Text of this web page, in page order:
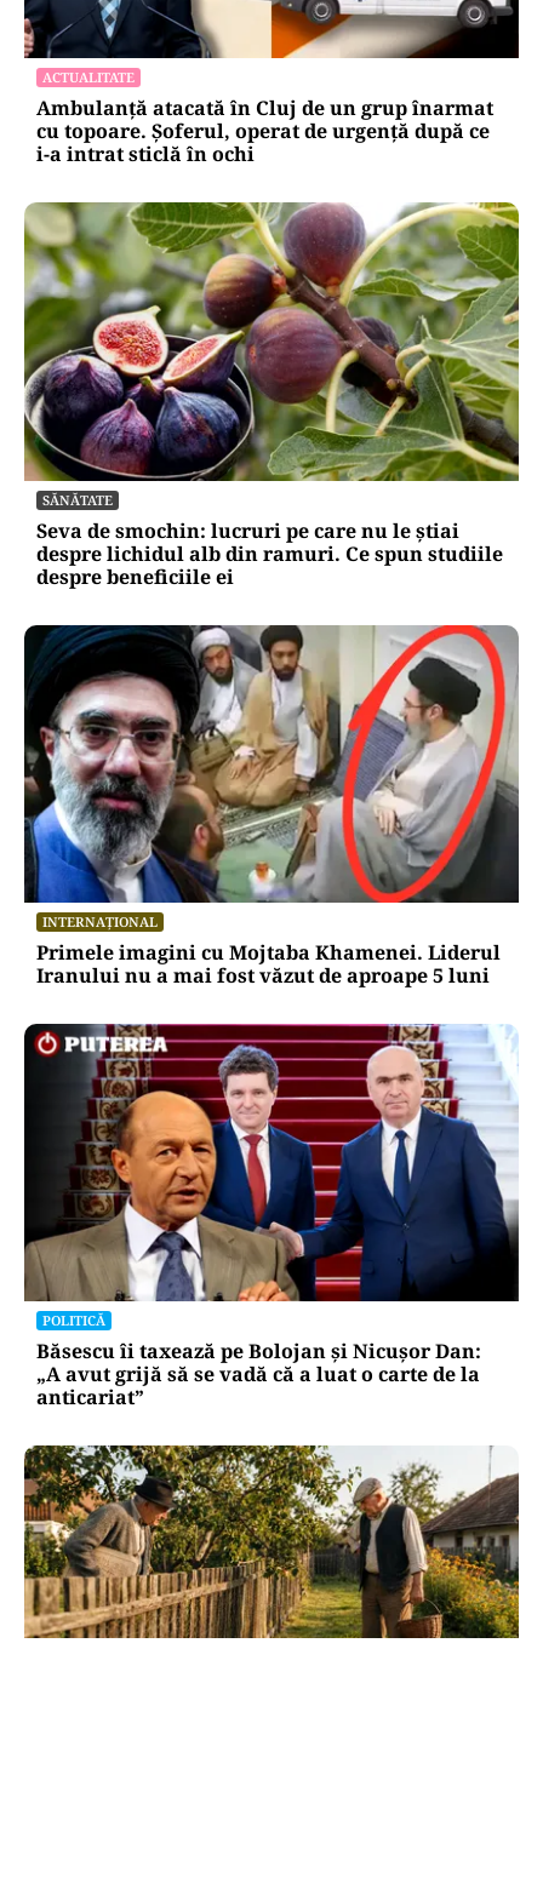
ACTUALITATE
Ambulanță atacată în Cluj de un grup înarmat
cu topoare. Șoferul, operat de urgență după ce
i-a intrat sticlă în ochi
SĂNĂTATE
Seva de smochin: lucruri pe care nu le știai
despre lichidul alb din ramuri. Ce spun studiile
despre beneficiile ei
INTERNAȚIONAL
Primele imagini cu Mojtaba Khamenei. Liderul
Iranului nu a mai fost văzut de aproape 5 luni
POLITICĂ
Băsescu îi taxează pe Bolojan și Nicușor Dan:
„A avut grijă să se vadă că a luat o carte de la
anticariat”